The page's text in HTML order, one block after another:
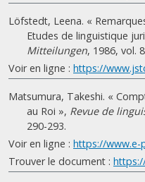
Löfstedt, Leena. «
Etudes de linguistique
Mitteilungen, 1986, vol.
Voir en ligne : https://
Matsumura, Takeshi. «
au Roi », Revue de
290-293.
Voir en ligne : https://www.e-
Trouver le document :